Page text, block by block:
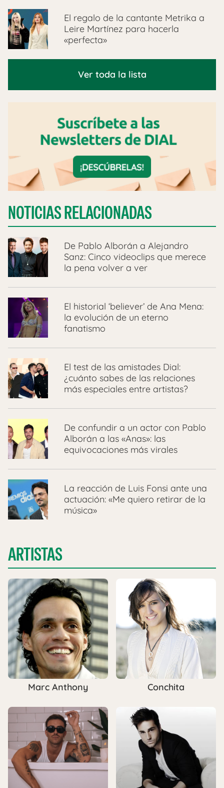
El regalo de la cantante Metrika a
Leire Martínez para hacerla
«perfecta»
Ver toda la lista
NOTICIAS RELACIONADAS
De Pablo Alborán a Alejandro
Sanz: Cinco videoclips que merece
la pena volver a ver
El historial ‘believer’ de Ana Mena:
la evolución de un eterno
fanatismo
El test de las amistades Dial:
¿cuánto sabes de las relaciones
más especiales entre artistas?
De confundir a un actor con Pablo
Alborán a las «Anas»: las
equivocaciones más virales
La reacción de Luis Fonsi ante una
actuación: «Me quiero retirar de la
música»
ARTISTAS
Marc Anthony Conchita